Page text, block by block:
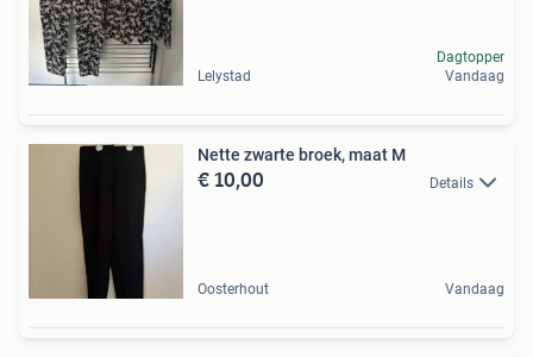
Lelystad
Dagtopper
Vandaag
Nette zwarte broek, maat M
€ 10,00 Details
Oosterhout Vandaag